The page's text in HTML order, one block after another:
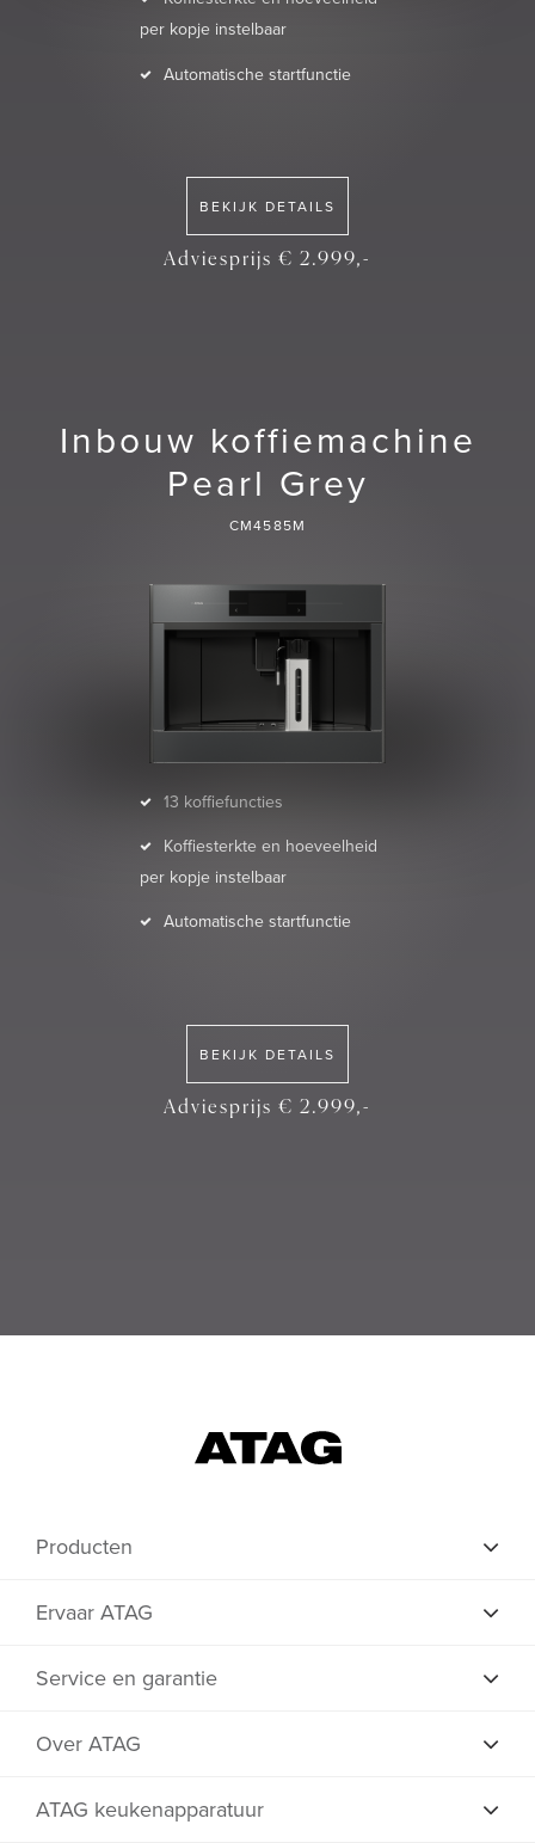
per kopje instelbaar
Automatische startfunctie
BEKIJK DETAILS
Adviesprijs € 2.999,-
Inbouw koffiemachine
Pearl Grey
CM4585M
13 koffiefuncties
Koffiesterkte en hoeveelheid
per kopje instelbaar
Automatische startfunctie
BEKIJK DETAILS
Adviesprijs € 2.999,-
Producten
Ervaar ATAG
Service en garantie
Over ATAG
ATAG keukenapparatuur